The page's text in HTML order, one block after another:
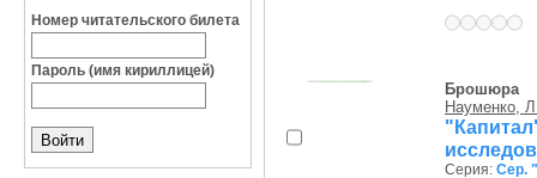
Номер читательского билета
Пароль (имя кириллицей)
Брошюра
Науменко,
Серия: Сер.